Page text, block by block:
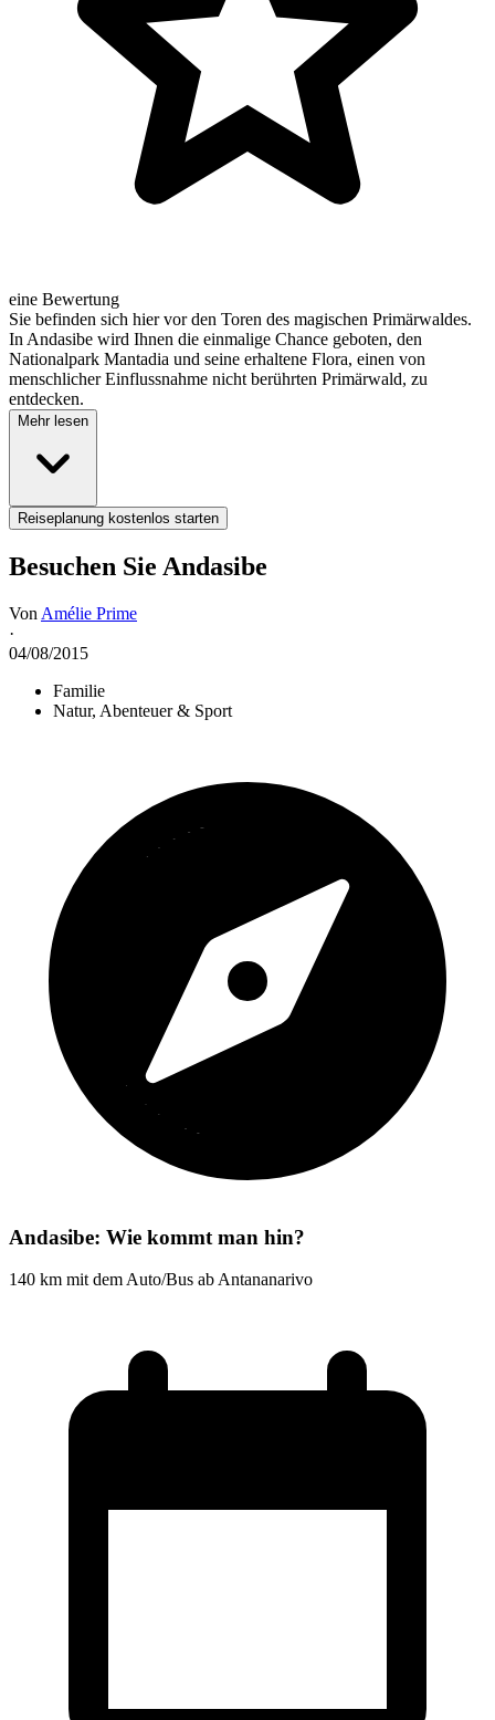
eine Bewertung
Sie befinden sich hier vor den Toren des magischen Primärwaldes.
In Andasibe wird Ihnen die einmalige Chance geboten, den
Nationalpark Mantadia und seine erhaltene Flora, einen von
menschlicher Einflussnahme nicht berührten Primärwald, zu
entdecken.
Mehr lesen
Reiseplanung kostenlos starten
Besuchen Sie Andasibe
Von Amélie Prime
·
04/08/2015
Familie
Natur, Abenteuer & Sport
Andasibe: Wie kommt man hin?
140 km mit dem Auto/Bus ab Antananarivo